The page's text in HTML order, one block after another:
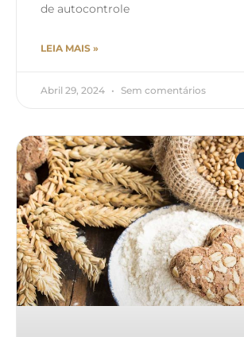
de autocontrole
LEIA MAIS »
Abril 29, 2024 Sem comentários